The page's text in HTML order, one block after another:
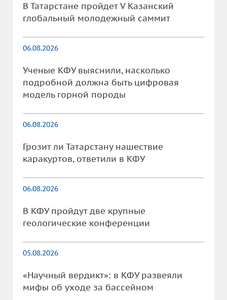
В Татарстане пройдет V Казанский
глобальный молодежный саммит
06.08.2026
Ученые КФУ выяснили, насколько
подробной должна быть цифровая
модель горной породы
06.08.2026
Грозит ли Татарстану нашествие
каракуртов, ответили в КФУ
06.08.2026
В КФУ пройдут две крупные
геологические конференции
05.08.2026
«Научный вердикт»: в КФУ развеяли
мифы об уходе за бассейном